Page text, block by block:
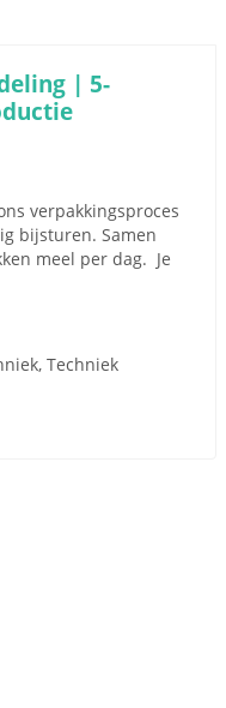
| 5-
verpakkingsproces
bijsturen. Samen
meel per dag. Je
Techniek